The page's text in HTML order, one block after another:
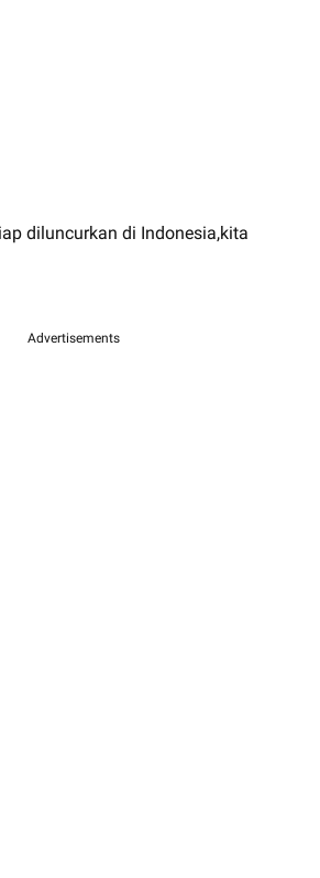
diluncurkan di Indonesia,kita
Advertisements